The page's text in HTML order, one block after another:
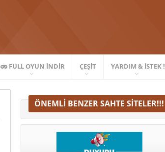
FULL OYUN İNDIR ÇEŞIT YARDIM & İSTEK !
ÖNEMLI BENZER SAHTE SITELER!!!